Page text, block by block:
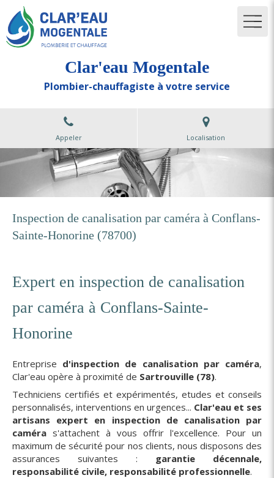
Clar'eau Mogentale
Plombier-chauffagiste à votre service
Appeler Localisation
Inspection de canalisation par caméra à Conflans-
Sainte-Honorine (78700)
Expert en inspection de canalisation
par caméra à Conflans-Sainte-
Honorine
Entreprise d'inspection de canalisation par caméra,
Clar'eau opère à proximité de Sartrouville (78).
Techniciens certifiés et expérimentés, etudes et conseils
personnalisés, interventions en urgences... Clar'eau et ses
artisans expert en inspection de canalisation par
caméra s'attachent à vous offrir l'excellence. Pour un
maximum de sécurité pour nos clients, nous disposons des
assurances suivantes : garantie décennale,
responsabilité civile, responsabilité professionnelle.